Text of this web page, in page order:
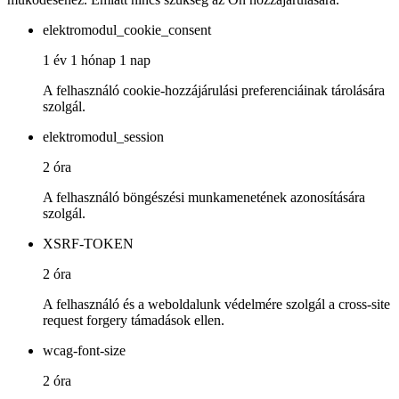
elektromodul_cookie_consent
1 év 1 hónap 1 nap
A felhasználó cookie-hozzájárulási preferenciáinak tárolására
szolgál.
elektromodul_session
2 óra
A felhasználó böngészési munkamenetének azonosítására
szolgál.
XSRF-TOKEN
2 óra
A felhasználó és a weboldalunk védelmére szolgál a cross-site
request forgery támadások ellen.
wcag-font-size
2 óra